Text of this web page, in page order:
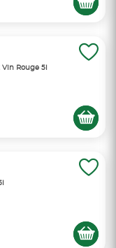
Rouge 5l